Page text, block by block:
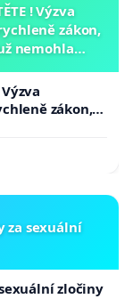
! Výzva
zákon,
nemohla
Výzva
zákon,
opakovat!
za sexuální
zločiny